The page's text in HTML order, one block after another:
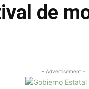
de
- Advertisement -